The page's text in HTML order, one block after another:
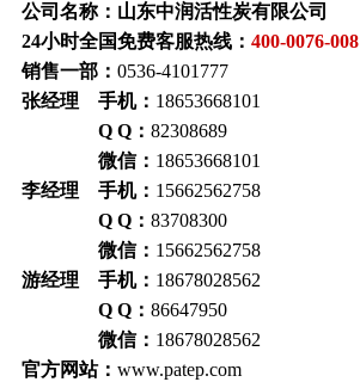
公司名称：山东中润活性炭有限公司
24小时全国免费客服热线： 400-0076-008
销售一部： 0536-4101777
张经理 手机： 18653668101
Q Q： 82308689
微信： 18653668101
李经理 手机： 15662562758
Q Q： 83708300
微信： 15662562758
游经理 手机： 18678028562
Q Q： 86647950
微信： 18678028562
官方网站： www.patep.com